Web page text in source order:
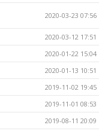
2020-03-23 07:56
2020-03-12 17:51
2020-01-22 15:04
2020-01-13 10:51
2019-11-02 19:45
2019-11-01 08:53
2019-08-11 20:09